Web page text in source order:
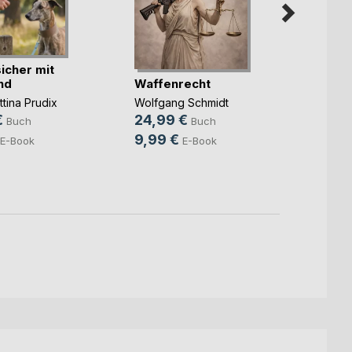
mit
Prudix
Buch
E-Book
Waffenrecht
Wolfgang Schmidt
24,99 € Buch
9,99 € E-Book